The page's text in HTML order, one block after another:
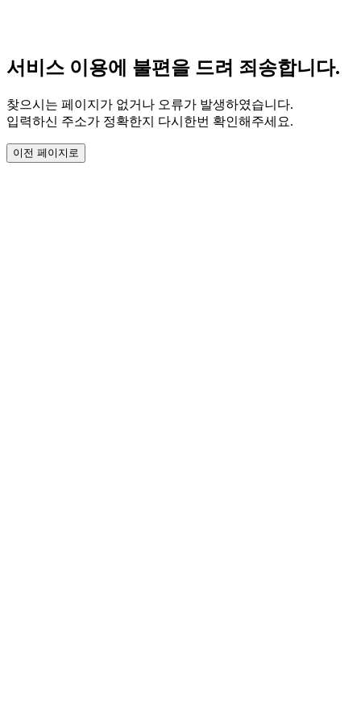
서비스 이용에 불편을 드려 죄송합니다.
찾으시는 페이지가 없거나 오류가 발생하였습니다.
입력하신 주소가 정확한지 다시한번 확인해주세요.
이전 페이지로